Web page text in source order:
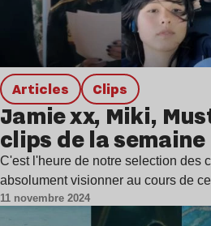
Articles clips
Jamie xx, Miki,
clips de la semaine
C'est l'heure de notre selection des
absolument visionner au cours de
11 novembre 2024